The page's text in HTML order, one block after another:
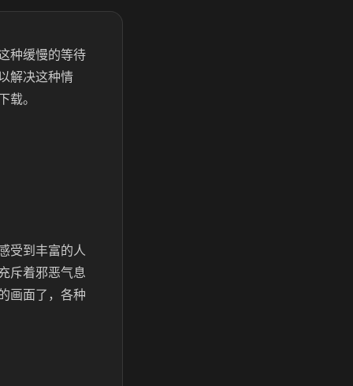
种缓慢的等待
解决这种情
。
受到丰富的人
斥着邪恶气息
画面了，各种